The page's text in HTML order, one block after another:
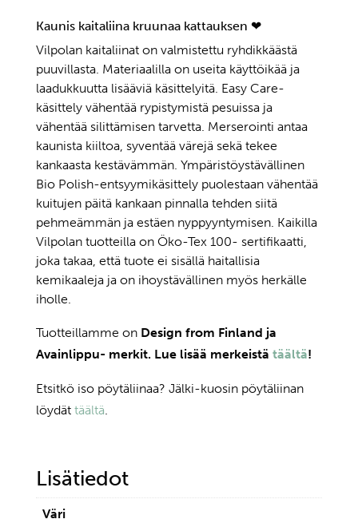
Kaunis kaitaliina kruunaa kattauksen ❤
Vilpolan kaitaliinat on valmistettu ryhdikkäästä
puuvillasta. Materiaalilla on useita käyttöikää ja
laadukkuutta lisääviä käsittelyitä. Easy Care-
käsittely vähentää rypistymistä pesuissa ja
vähentää silittämisen tarvetta. Merserointi antaa
kaunista kiiltoa, syventää värejä sekä tekee
kankaasta kestävämmän. Ympäristöystävällinen
Bio Polish-entsyymikäsittely puolestaan vähentää
kuitujen päitä kankaan pinnalla tehden siitä
pehmeämmän ja estäen nyppyyntymisen. Kaikilla
Vilpolan tuotteilla on Öko-Tex 100- sertifikaatti,
joka takaa, että tuote ei sisällä haitallisia
kemikaaleja ja on ihoystävällinen myös herkälle
iholle.
Tuotteillamme on Design from Finland ja
Avainlippu- merkit. Lue lisää merkeistä täältä!
Etsitkö iso pöytäliinaa? Jälki-kuosin pöytäliinan
löydät täältä.
Lisätiedot
Väri